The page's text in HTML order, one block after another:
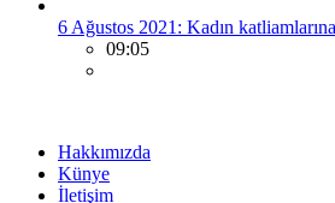
6 Ağustos 2021: Kadın
09:05
Hakkımızda
Künye
İletişim